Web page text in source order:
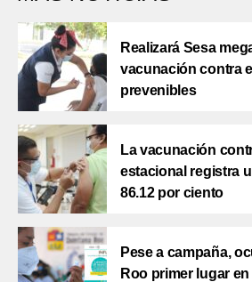
Realizará Sesa
vacunación contra
prevenibles
La vacunación
estacional registra
86.12 por ciento
Pese a campaña,
Roo primer lugar